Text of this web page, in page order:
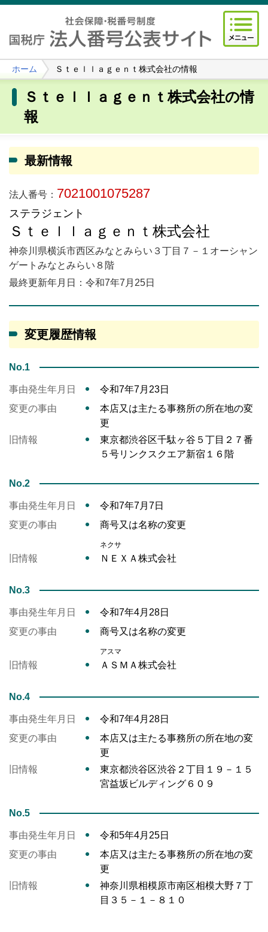
ホーム Ｓｔｅｌｌａｇｅｎｔ株式会社の情報
Ｓｔｅｌｌａｇｅｎｔ株式会社の情
報
最新情報
法人番号： 7021001075287
ステラジェント
Ｓｔｅｌｌａｇｅｎｔ株式会社
神奈川県横浜市西区みなとみらい３丁目７－１オーシャン
ゲートみなとみらい８階
最終更新年月日：令和7年7月25日
変更履歴情報
No.1
事由発生年月日
令和7年7月23日
変更の事由
本店又は主たる事務所の所在地の変
更
旧情報
東京都渋谷区千駄ヶ谷５丁目２７番
５号リンクスクエア新宿１６階
No.2
事由発生年月日
令和7年7月7日
変更の事由
商号又は名称の変更
ネクサ
旧情報 ＮＥＸＡ株式会社
No.3
事由発生年月日
令和7年4月28日
変更の事由
商号又は名称の変更
アスマ
旧情報 ＡＳＭＡ株式会社
No.4
事由発生年月日
令和7年4月28日
変更の事由
本店又は主たる事務所の所在地の変
更
旧情報
東京都渋谷区渋谷２丁目１９－１５
宮益坂ビルディング６０９
No.5
事由発生年月日
令和5年4月25日
変更の事由
本店又は主たる事務所の所在地の変
更
旧情報
神奈川県相模原市南区相模大野７丁
目３５－１－８１０